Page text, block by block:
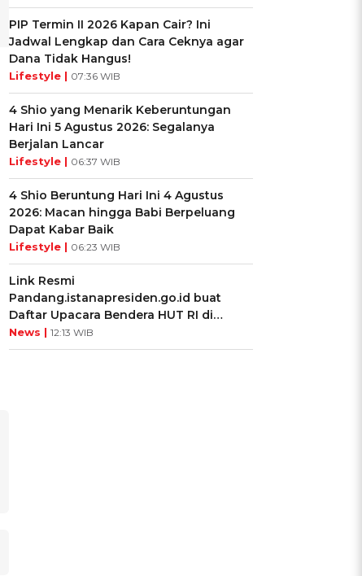
PIP Termin II 2026 Kapan Cair? Ini
Jadwal Lengkap dan Cara Ceknya agar
Dana Tidak Hangus!
Lifestyle | 07:36 WIB
4 Shio yang Menarik Keberuntungan
Hari Ini 5 Agustus 2026: Segalanya
Berjalan Lancar
Lifestyle | 06:37 WIB
4 Shio Beruntung Hari Ini 4 Agustus
2026: Macan hingga Babi Berpeluang
Dapat Kabar Baik
Lifestyle | 06:23 WIB
Link Resmi
Pandang.istanapresiden.go.id buat
Daftar Upacara Bendera HUT RI di
Istana Negara
News | 12:13 WIB